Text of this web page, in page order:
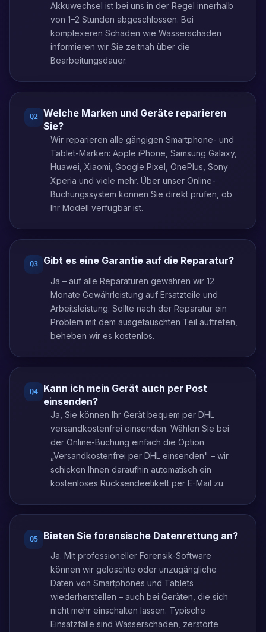
Akkuwechsel ist bei uns in der Regel innerhalb
von 1–2 Stunden abgeschlossen. Bei
komplexeren Schäden wie Wasserschäden
informieren wir Sie zeitnah über die
Bearbeitungsdauer.
Q2
Welche Marken und Geräte reparieren
Sie?
Wir reparieren alle gängigen Smartphone- und
Tablet-Marken: Apple iPhone, Samsung Galaxy,
Huawei, Xiaomi, Google Pixel, OnePlus, Sony
Xperia und viele mehr. Über unser Online-
Buchungssystem können Sie direkt prüfen, ob
Ihr Modell verfügbar ist.
Q3 Gibt es eine Garantie auf die Reparatur?
Ja – auf alle Reparaturen gewähren wir 12
Monate Gewährleistung auf Ersatzteile und
Arbeitsleistung. Sollte nach der Reparatur ein
Problem mit dem ausgetauschten Teil auftreten,
beheben wir es kostenlos.
Q4
Kann ich mein Gerät auch per Post
einsenden?
Ja, Sie können Ihr Gerät bequem per DHL
versandkostenfrei einsenden. Wählen Sie bei
der Online-Buchung einfach die Option
„Versandkostenfrei per DHL einsenden" – wir
schicken Ihnen daraufhin automatisch ein
kostenloses Rücksendeetikett per E-Mail zu.
Q5 Bieten Sie forensische Datenrettung an?
Ja. Mit professioneller Forensik-Software
können wir gelöschte oder unzugängliche
Daten von Smartphones und Tablets
wiederherstellen – auch bei Geräten, die sich
nicht mehr einschalten lassen. Typische
Einsatzfälle sind Wasserschäden, zerstörte